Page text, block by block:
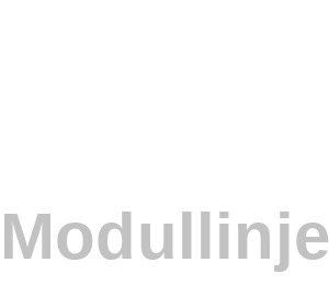
Modullinje